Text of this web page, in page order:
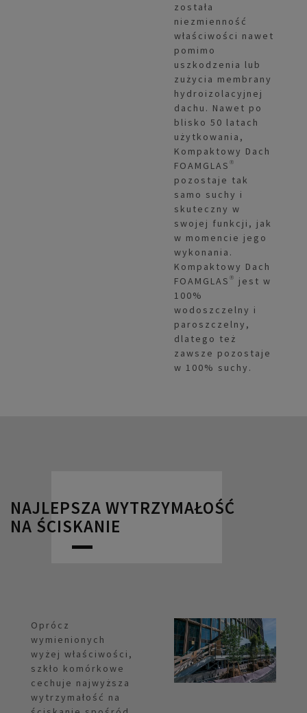
została
niezmienność
właściwości nawet
pomimo
uszkodzenia lub
zużycia membrany
hydroizolacyjnej
dachu. Nawet po
blisko 50 latach
użytkowania,
Kompaktowy Dach
FOAMGLAS®
pozostaje tak
samo suchy i
skuteczny w
swojej funkcji, jak
w momencie jego
wykonania.
Kompaktowy Dach
FOAMGLAS® jest w
100%
wodoszczelny i
paroszczelny,
dlatego też
zawsze pozostaje
w 100% suchy.
NAJLEPSZA WYTRZYMAŁOŚĆ
NA ŚCISKANIE
Oprócz
wymienionych
wyżej właściwości,
szkło komórkowe
cechuje najwyższa
wytrzymałość na